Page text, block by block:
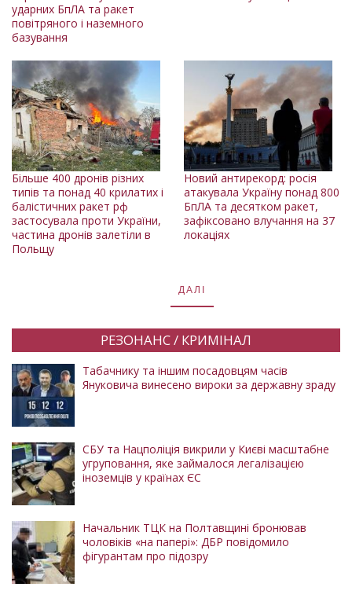
ударних БпЛА та ракет
повітряного і наземного
базування
Більше 400 дронів різних
типів та понад 40 крилатих і
балістичних ракет рф
застосувала проти України,
частина дронів залетіли в
Польщу
Новий антирекорд: росія
атакувала Україну понад 800
БпЛА та десятком ракет,
зафіксовано влучання на 37
локаціях
ДАЛІ
РЕЗОНАНС / КРИМІНАЛ
Табачнику та іншим посадовцям часів
Януковича винесено вироки за державну зраду
СБУ та Нацполіція викрили у Києві масштабне
угруповання, яке займалося легалізацією
іноземців у країнах ЄС
Начальник ТЦК на Полтавщині бронював
чоловіків «на папері»: ДБР повідомило
фігурантам про підозру